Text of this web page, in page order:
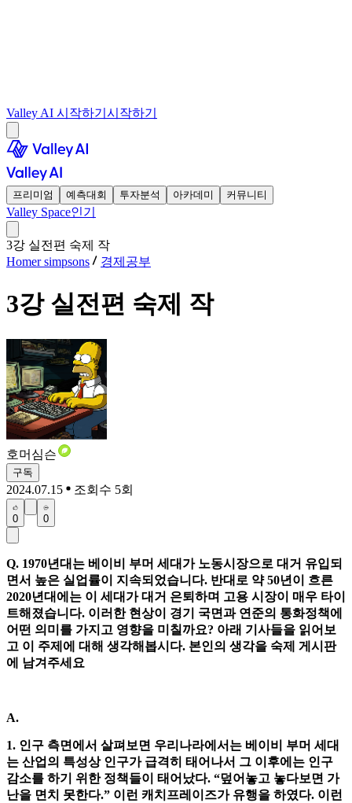
Valley AI 시작하기 시작하기
프리미엄 예측대회 투자분석 아카데미 커뮤니티
Valley Space인기
3강 실전편 숙제 작
Homer simpsons
경제공부
3강 실전편 숙제 작
호머심슨
구독
2024.07.15 조회수 5회
0 0
Q. 1970년대는 베이비 부머 세대가 노동시장으로 대거 유입되
면서 높은 실업률이 지속되었습니다. 반대로 약 50년이 흐른
2020년대에는 이 세대가 대거 은퇴하며 고용 시장이 매우 타이
트해졌습니다. 이러한 현상이 경기 국면과 연준의 통화정책에
어떤 의미를 가지고 영향을 미칠까요? 아래 기사들을 읽어보
고 이 주제에 대해 생각해봅시다. 본인의 생각을 숙제 게시판
에 남겨주세요
A.
1. 인구 측면에서 살펴보면 우리나라에서는 베이비 부머 세대
는 산업의 특성상 인구가 급격히 태어나서 그 이후에는 인구
감소를 하기 위한 정책들이 태어났다. “덮어놓고 놓다보면 가
난을 면치 못한다.” 이런 캐치프레이즈가 유행을 하였다. 이런